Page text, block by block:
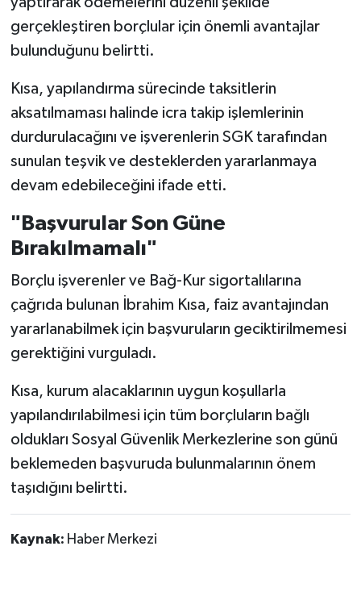
gerçekleştiren borçlular için önemli avantajlar
bulunduğunu belirtti.
Kısa, yapılandırma sürecinde taksitlerin
aksatılmaması halinde icra takip işlemlerinin
durdurulacağını ve işverenlerin SGK tarafından
sunulan teşvik ve desteklerden yararlanmaya
devam edebileceğini ifade etti.
"Başvurular Son Güne
Bırakılmamalı"
Borçlu işverenler ve Bağ-Kur sigortalılarına
çağrıda bulunan İbrahim Kısa, faiz avantajından
yararlanabilmek için başvuruların geciktirilmemesi
gerektiğini vurguladı.
Kısa, kurum alacaklarının uygun koşullarla
yapılandırılabilmesi için tüm borçluların bağlı
oldukları Sosyal Güvenlik Merkezlerine son günü
beklemeden başvuruda bulunmalarının önem
taşıdığını belirtti.
Kaynak: Haber Merkezi